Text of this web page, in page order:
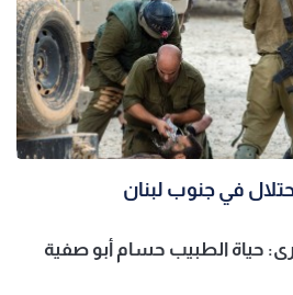
في جنوب لبنان
حياة الطبيب حسام أبو صفية